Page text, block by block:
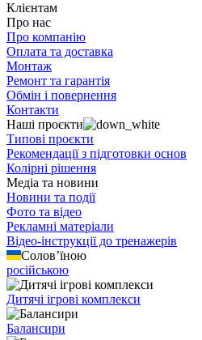
Клієнтам
Про нас
Про компанію
Оплата та доставка
Монтаж
Ремонт та гарантія
Обмін і повернення
Контакти
Наші проєкти
Типові проєкти
Рекомендації з підготовки основ
Колірні рішення
Медіа та новини
Новини та події
Фото та відео
Рекламні матеріали
Відео-інструкції до тренажерів
Солов’їною
російською
Дитячі ігрові комплекси
Балансири